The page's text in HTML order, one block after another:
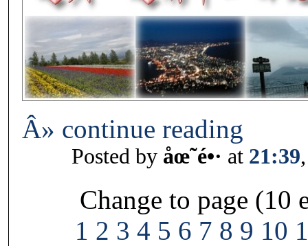
Â» continue reading
Posted by åœ˜é•· at 21:39
Change to page (10
1 2 3 4 5 6 7 8 9 10